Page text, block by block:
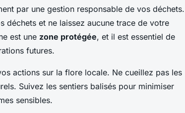
par une gestion responsable de vos déchets.
déchets et ne laissez aucune trace de votre
est une zone protégée, et il est essentiel de
futures.
actions sur la flore locale. Ne cueillez pas les
Suivez les sentiers balisés pour minimiser
sensibles.